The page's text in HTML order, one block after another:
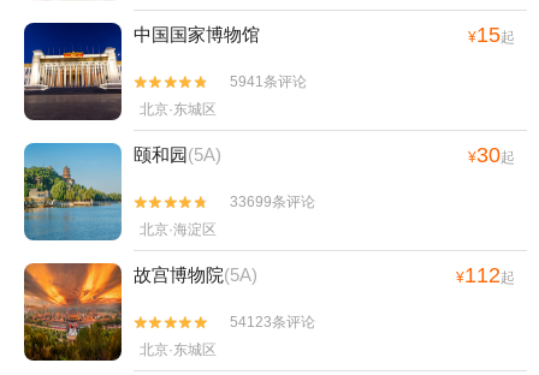
中国国家博物馆 ¥15起


5941条评论
北京·东城区
颐和园(5A) ¥30起


33699条评论
北京·海淀区
故宫博物院(5A) ¥112起


54123条评论
北京·东城区